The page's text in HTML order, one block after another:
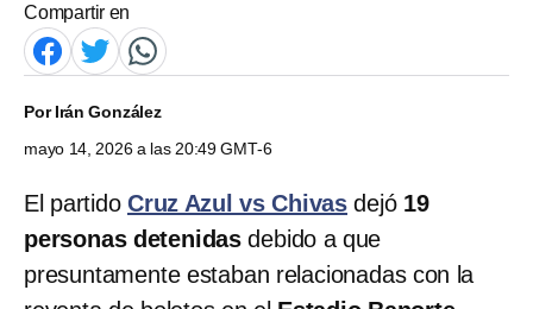
Compartir en
PorIrán González
mayo 14, 2026 a las 20:49 GMT-6
El partido Cruz Azul vs Chivas dejó 19
personas detenidas debido a que
presuntamente estaban relacionadas con la